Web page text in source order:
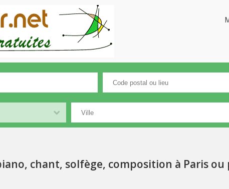
chant, solfège, composition à Paris ou